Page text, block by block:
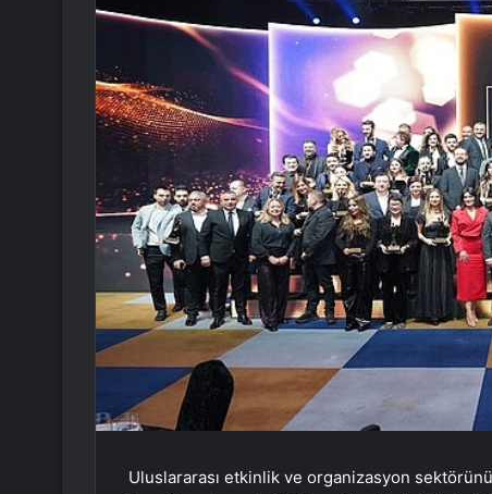
Uluslararası etkinlik ve organizasyon